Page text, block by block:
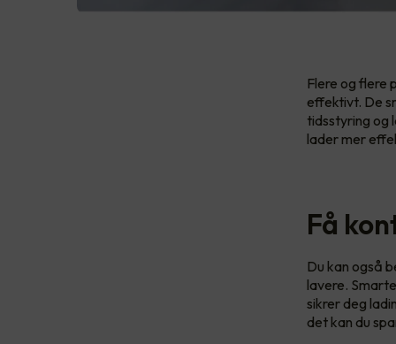
Flere og flere
effektivt. De
tidsstyring og
lader mer
Få
Du kan også
lavere.
sikrer deg
det kan du